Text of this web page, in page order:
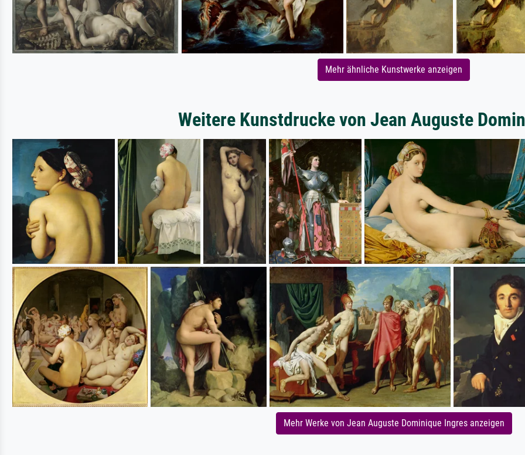
Mehr ähnliche Kunstwerke anzeigen
Weitere Kunstdrucke von Jean Auguste
Mehr Werke von Jean Auguste Dominique Ingres anzeigen